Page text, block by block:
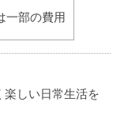
一部の費用
楽しい日常生活を